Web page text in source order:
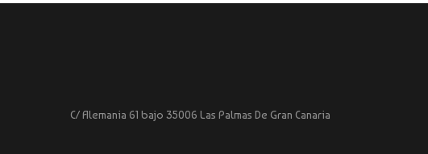
C/ Alemania 61 bajo 35006 Las Palmas De Gran Canaria